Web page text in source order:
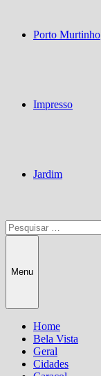
Porto Murtinho
Impresso
Jardim
Pesquisar
por:
Menu
Home
Bela Vista
Geral
Cidades